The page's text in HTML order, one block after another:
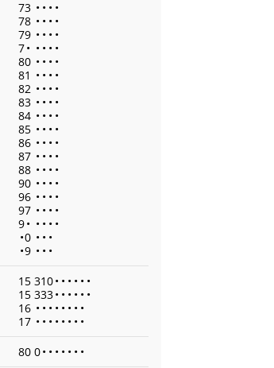
73 • • • •
78 • • • •
79 • • • •
7• • • • •
80 • • • •
81 • • • •
82 • • • •
83 • • • •
84 • • • •
85 • • • •
86 • • • •
87 • • • •
88 • • • •
90 • • • •
96 • • • •
97 • • • •
9• • • • •
•0 • • •
•9 • • •
15 310• • • • • •
15 333• • • • • •
16 • • • • • • • •
17 • • • • • • • •
80 0• • • • • • •